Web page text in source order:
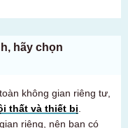
hãy chọn
không gian riêng tư,
thất và thiết bị
riêng, nên bạn có
tìm phòng